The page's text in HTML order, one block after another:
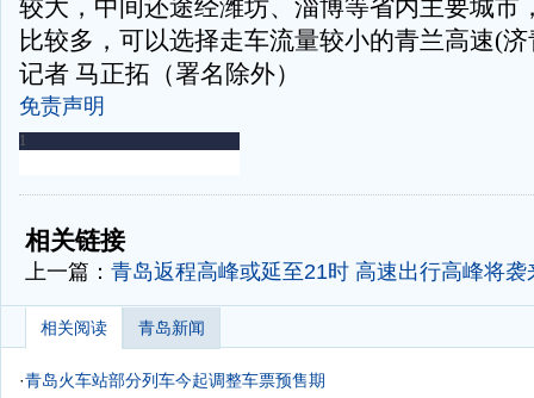
较大，中间还途经潍坊、淄博等省内主要城市
比较多，可以选择走车流量较小的青兰高速(
记者 马正拓（署名除外）
免责声明
-
相关链接
上一篇： 青岛返程高峰或延至21时 高速出行高峰将袭
相关阅读 青岛新闻
·青岛火车站部分列车今起调整车票预售期